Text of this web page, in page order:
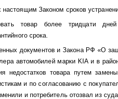
Законом сроков
товар более тридцати
срока.
документов и Закона РФ «О
автомобилей марки KIA и в
недостатков товара путем
и по согласованию с
и потребитель отозвал из